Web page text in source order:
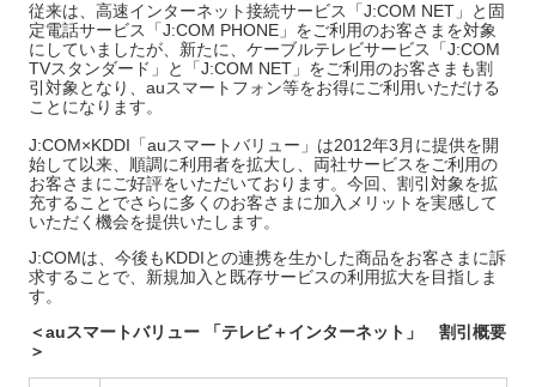
従来は、高速インターネット接続サービス「J:COM NET」と固
定電話サービス「J:COM PHONE」をご利用のお客さまを対象
にしていましたが、新たに、ケーブルテレビサービス「J:COM
TVスタンダード」と「J:COM NET」をご利用のお客さまも割
引対象となり、auスマートフォン等をお得にご利用いただける
ことになります。
J:COM×KDDI「auスマートバリュー」は2012年3月に提供を開
始して以来、順調に利用者を拡大し、両社サービスをご利用の
お客さまにご好評をいただいております。今回、割引対象を拡
充することでさらに多くのお客さまに加入メリットを実感して
いただく機会を提供いたします。
J:COMは、今後もKDDIとの連携を生かした商品をお客さまに訴
求することで、新規加入と既存サービスの利用拡大を目指しま
す。
＜auスマートバリュー 「テレビ＋インターネット」 割引概要
＞